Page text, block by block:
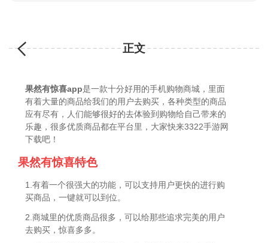
正文
果然有惊喜app是一款十分好用的手机购物商城，里面
有着大量的商品给我们的用户去购买，各种类型的商品
应有尽有，人们能够很好的去体验到购物给自己带来的
乐趣，很多优质商品都在平台里，大家快来3322手游网
下载吧！
果然有惊喜特色
1.有着一个很强大的功能，可以支持用户更快的进行购
买商品，一键就可以到位。
2.商城里的优质商品很多，可以给那些追求完美的用户
去购买，惊喜多多。